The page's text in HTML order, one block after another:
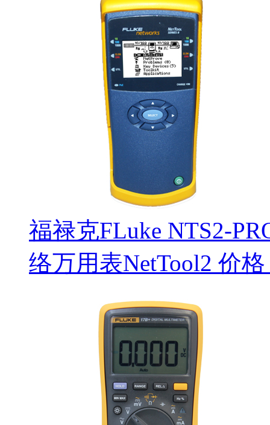
福禄克FLuke NTS2-
络万用表NetTool2 价